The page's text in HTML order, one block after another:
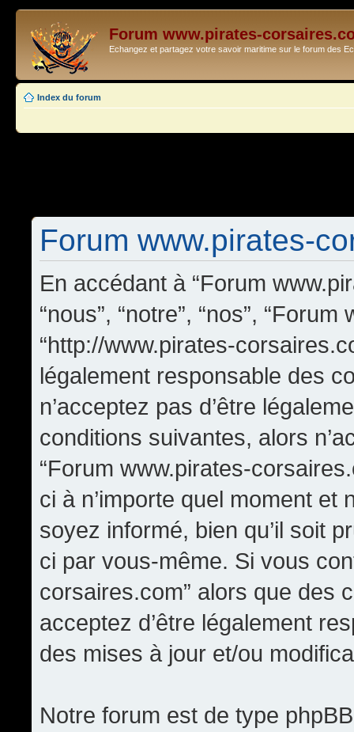
Forum www.pirates-
Echangez et partagez votre savoir maritime sur le forum des
Index du forum
Forum www.pirates-
En accédant à “Forum
“nous”, “notre”, “nos”,
“http://www.pirates-
légalement responsable des
n’acceptez pas d’être
conditions suivantes, alors
“Forum www.pirates-
ci à n’importe quel moment
soyez informé, bien qu’il soit
ci par vous-même. Si vous
corsaires.com” alors que des
acceptez d’être légalement
des mises à jour et/ou
Notre forum est de type phpBB